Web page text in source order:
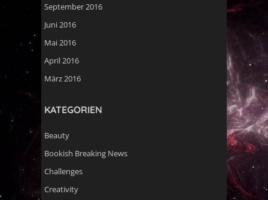
September 2016
Juni 2016
Mai 2016
April 2016
März 2016
KATEGORIEN
Beauty
Bookish Breaking News
Challenges
Creativity